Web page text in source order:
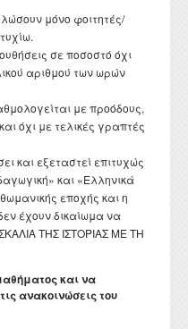
της
και Βαλκάνια
Ιστορίας
Ερευνών
Εφαρμογών στην
Σπουδών
σπουδών
Εργασιών
Έρευνας
Μαθημάτων"
μόνο φοιτητές/
σε ποσοστό όχι
αριθμού των ωρών
με προόδους,
όχι με τελικές γραπτές
και εξεταστεί επιτυχώς
και «Ελληνικά
εποχής και η
έχουν δικαίωμα να
ΤΗΣ ΙΣΤΟΡΙΑΣ ΜΕ ΤΗ
και να
ανακοινώσεις του